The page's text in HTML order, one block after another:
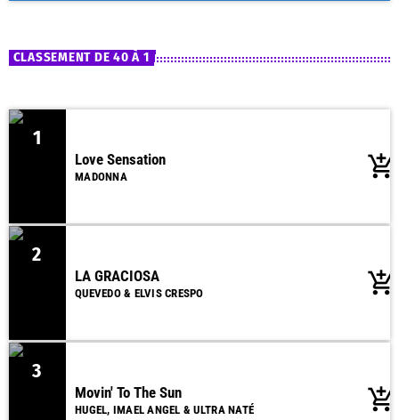
des années 70, 80 et 90, et des titres du moment !
CLASSEMENT DE 40 À 1
1
Love Sensation
MADONNA add_shopping_cart
2
LA GRACIOSA
QUEVEDO & ELVIS CRESPO add_shopping_cart
3
Movin' To The Sun
HUGEL, IMAEL ANGEL & ULTRA NATÉ add_shopping_cart